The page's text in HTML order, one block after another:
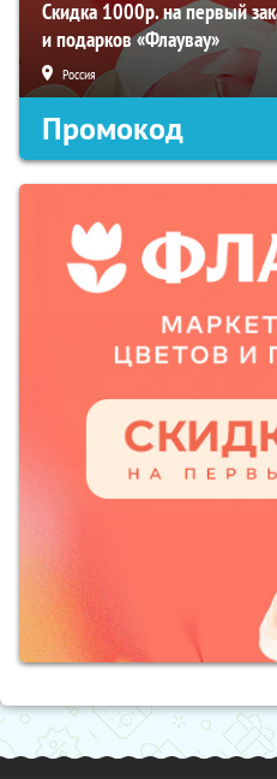
Скидка 1000р. на первый
и подарков «Флаувау»
Россия
Промокод